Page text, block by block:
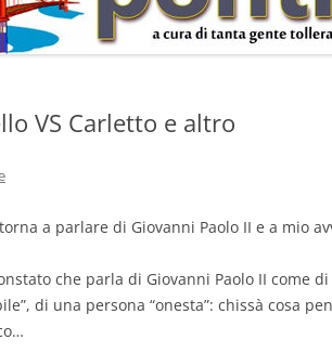
ELENCO DELLE ABBREVIAZIONI E
VS Carletto e altro
a parlare di Giovanni Paolo II e a mio
che parla di Giovanni Paolo II come
di una persona “onesta”: chissà cosa